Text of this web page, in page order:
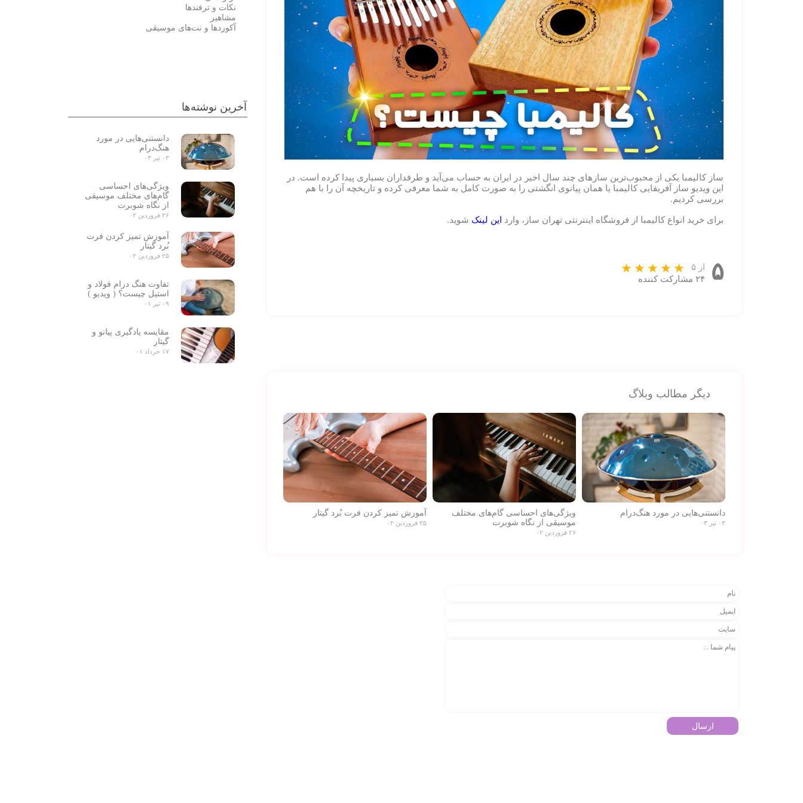
ساز کالیمبا یکی از محبوب‌ترین سازهای چند سال اخیر در ایران به حساب می‌آید و طرفداران بسیاری پیدا کرده است. در
این ویدیو ساز آفریقایی کالیمبا یا همان پیانوی انگشتی را به صورت کامل به شما معرفی کرده و تاریخچه آن را با هم
بررسی کردیم.
برای خرید انواع کالیمبا از فروشگاه اینترنتی تهران ساز، وارد این لینک شوید.
۵
از ۵
۲۴ مشارکت کننده
نکات و ترفندها
مشاهیر
آکوردها و نت‌های موسیقی
آخرین نوشته‌ها
دانستنی‌هایی در مورد
هنگ‌درام
۰۳ تیر ۰۳
ویژگی‌های احساسی
گام‌های مختلف موسیقی
از نگاه شوبرت
۲۶ فروردین ۰۲
آموزش تمیز کردن فرت
بُرد گیتار
۲۵ فروردین ۰۲
تفاوت هنگ درام فولاد و
استیل چیست؟ ( ویدیو )
۰۹ تیر ۰۱
مقایسه یادگیری پیانو و
گیتار
۱۷ خرداد ۰۱
دیگر مطالب وبلاگ
دانستنی‌هایی در مورد هنگ‌درام
۰۳ تیر ۰۳
ویژگی‌های احساسی گام‌های مختلف
موسیقی از نگاه شوبرت
۲۶ فروردین ۰۲
آموزش تمیز کردن فرت بُرد گیتار
۲۵ فروردین ۰۲
ارسال